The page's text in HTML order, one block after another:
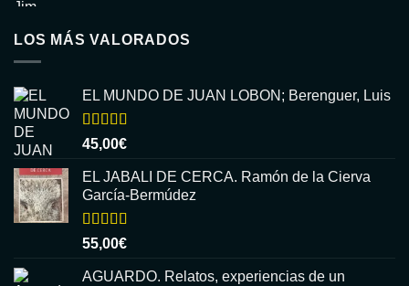
LOS MÁS VALORADOS
EL MUNDO DE JUAN LOBON; Berenguer, Luis
Valorado
con
5
45,00€
EL JABALI DE CERCA. Ramón de la Cierva
García-Bermúdez
Valorado
con
5
55,00€
AGUARDO. Relatos, experiencias de un